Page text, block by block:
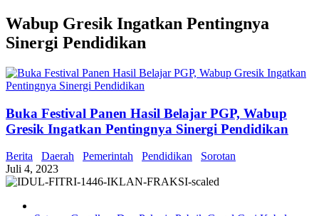
Wabup Gresik Ingatkan Pentingnya
Sinergi Pendidikan
Buka Festival Panen Hasil Belajar PGP, Wabup
Gresik Ingatkan Pentingnya Sinergi Pendidikan
Berita Daerah Pemerintah Pendidikan
Sorotan
Juli 4, 2023